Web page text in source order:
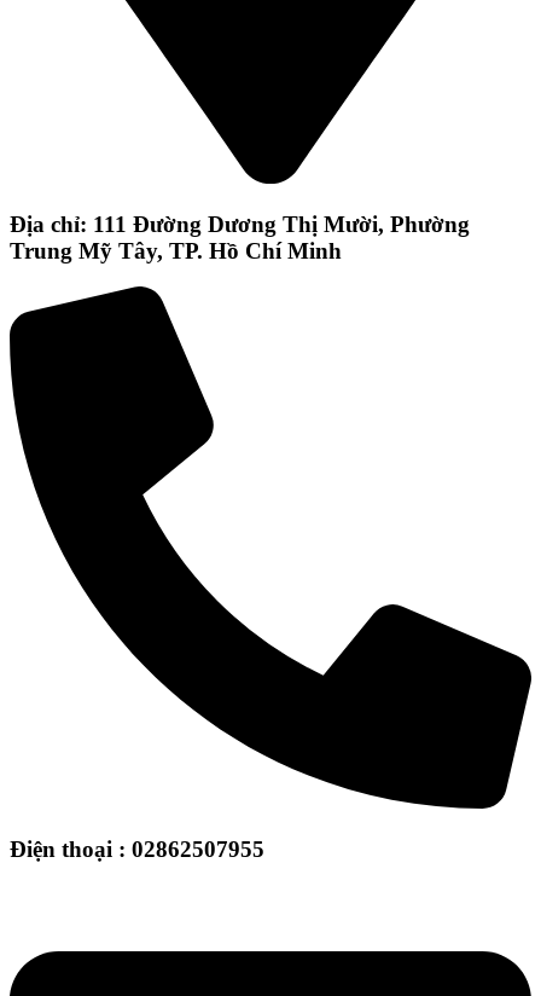
Địa chỉ: 111 Đường Dương Thị Mười, Phường
Trung Mỹ Tây, TP. Hồ Chí Minh
Điện thoại : 02862507955